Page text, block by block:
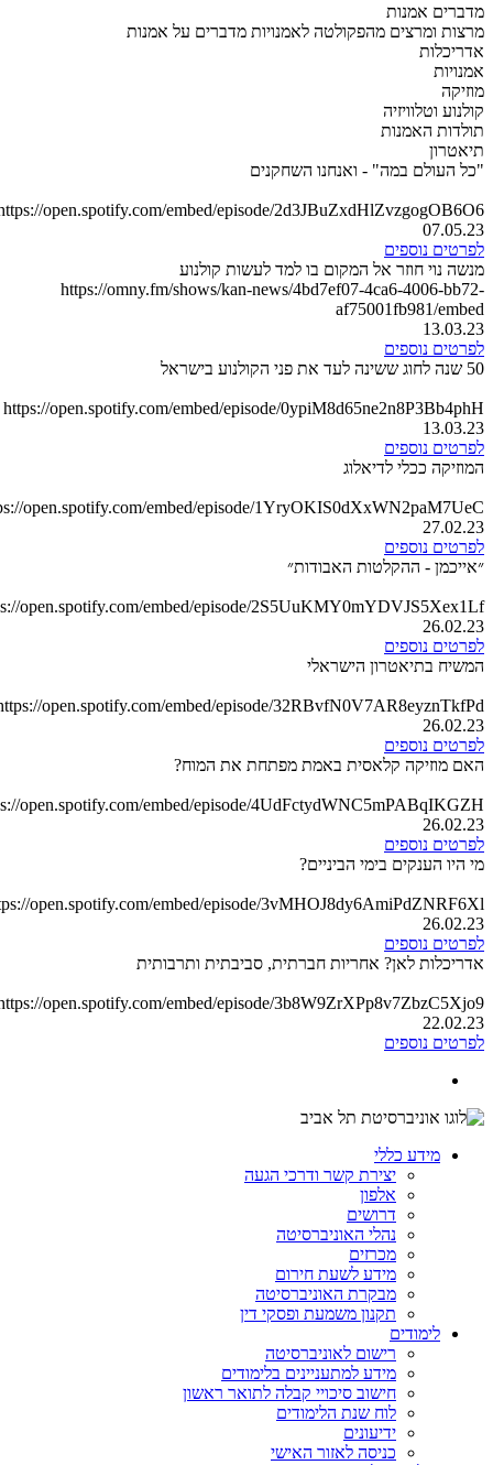
מדברים אמנות
מרצות ומרצים מהפקולטה לאמנויות מדברים על אמנות
אדריכלות
אמנויות
מוזיקה
קולנוע וטלוויזיה
תולדות האמנות
תיאטרון
"כל העולם במה" - ואנחנו השחקנים
open.spotify.com/embed/episode/2d3JBuZxdHlZvzgogOB6O6
07.05.23
לפרטים נוספים
מנשה נוי חוזר אל המקום בו למד לעשות קולנוע
https://omny.fm/shows/kan-news/4bd7ef07-4ca6-4006-bb72-
af75001fb981/embed
13.03.23
לפרטים נוספים
50 שנה לחוג ששינה לעד את פני הקולנוע בישראל
https://open.spotify.com/embed/episode/0ypiM8d65ne2n8P3Bb4phH
13.03.23
לפרטים נוספים
המוזיקה ככלי לדיאלוג
open.spotify.com/embed/episode/1YryOKIS0dXxWN2paM7UeC
27.02.23
לפרטים נוספים
״אייכמן - ההקלטות האבודות״
open.spotify.com/embed/episode/2S5UuKMY0mYDVJS5Xex1Lf
26.02.23
לפרטים נוספים
המשיח בתיאטרון הישראלי
open.spotify.com/embed/episode/32RBvfN0V7AR8eyznTkfPd
26.02.23
לפרטים נוספים
האם מוזיקה קלאסית באמת מפתחת את המוח?
open.spotify.com/embed/episode/4UdFctydWNC5mPABqIKGZH
26.02.23
לפרטים נוספים
מי היו הענקים בימי הביניים?
open.spotify.com/embed/episode/3vMHOJ8dy6AmiPdZNRF6Xl
26.02.23
לפרטים נוספים
אדריכלות לאן? אחריות חברתית, סביבתית ותרבותית
open.spotify.com/embed/episode/3b8W9ZrXPp8v7ZbzC5Xjo9
22.02.23
לפרטים נוספים
מידע כללי
יצירת קשר ודרכי הגעה
אלפון
דרושים
נהלי האוניברסיטה
מכרזים
מידע לשעת חירום
מבקרת האוניברסיטה
תקנון משמעת ופסקי דין
לימודים
רישום לאוניברסיטה
מידע למתעניינים בלימודים
חישוב סיכויי קבלה לתואר ראשון
לוח שנת הלימודים
ידיעונים
כניסה לאזור האישי